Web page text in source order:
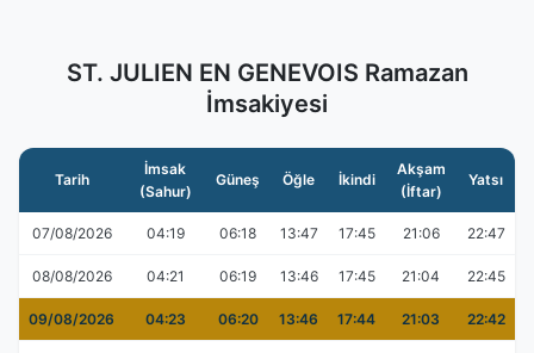
ST. JULIEN EN GENEVOIS Ramazan
İmsakiyesi
Tarih
İmsak
(Sahur)
Güneş Öğle İkindi
Akşam
(İftar)
Yatsı
07/08/2026 04:19 06:18 13:47 17:45 21:06 22:47
08/08/2026 04:21 06:19 13:46 17:45 21:04 22:45
09/08/2026 04:23 06:20 13:46 17:44 21:03 22:42